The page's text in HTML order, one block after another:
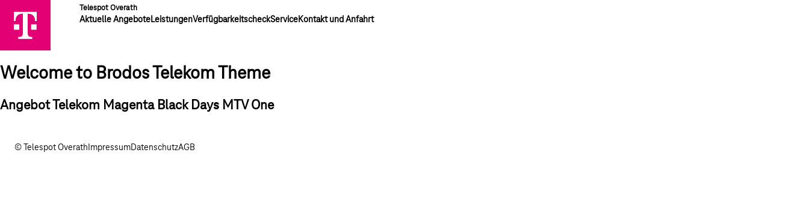
Telespot Overath
Aktuelle AngeboteLeistungenVerfügbarkeitscheckServiceKontakt und Anfahrt
Welcome to Brodos Telekom Theme
Angebot Telekom Magenta Black Days MTV One
© Telespot Overath ImpressumDatenschutzAGB